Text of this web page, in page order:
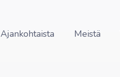
Ajankohtaista Meistä